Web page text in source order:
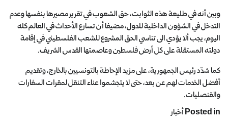
وبين أنه في طليعة هذه الثوابت، حق الشعوب في تقرير مصيرها بنفسها وعدم
التدخل في الشؤون الداخلية للدول، مضيفا أن تسارع الأحداث في العالم كله
اليوم، يجب ألا يؤدي الى تناسي الحق المشروع للشعب الفلسطيني في إقامة
دولته المستقلة على كل أرض فلسطين وعاصمتها القدس الشريف.
كما شدّد رئيس الجمهورية، على مزيد الإحاطة بالتونسيين بالخارج، وتقديم
أفضل الخدمات لهم عن بعد، حتى لا يتجشموا عناء التنقل لمقرات السفارات
والقنصليات.
Posted inأخبار